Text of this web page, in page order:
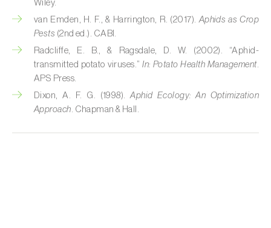
lineatella
Broca-listrada-do-caule-do-arroz (
suppressalis
Broca-pequena-do-tomateiro
Broca-vermelha ( Cossus cossus
Wiley.
van Emden, H. F., & Harrington, R. (2017). Aphids as Crop
Pests (2nd ed.). CABI.
Radcliffe, E. B., & Ragsdale, D. W. (2002). “Aphid-
transmitted potato viruses.”In: Potato Health Management.
APS Press.
Dixon, A. F. G. (1998).Aphid Ecology: An Optimization
Approach . Chapman & Hall.